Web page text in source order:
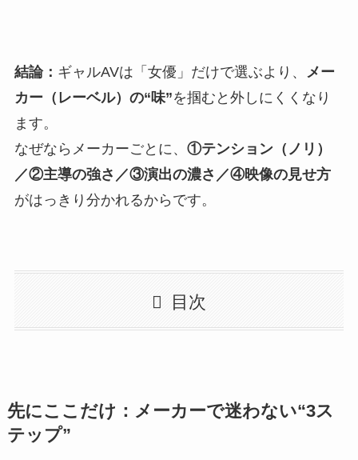
結論： ギャルAVは「女優」だけで選ぶより、
メー
カー（レーベル）の“味”を掴むと外しにくくなり
ます。
なぜならメーカーごとに、 ①テンション（ノリ）
／②主導の強さ／③演出の濃さ／④映像の見せ方
がはっきり分かれるからです。
目次
先にここだけ：メーカーで迷わない“3ス
テップ”